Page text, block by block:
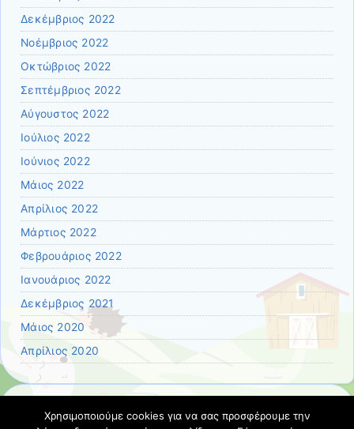
Δεκέμβριος 2022
Νοέμβριος 2022
Οκτώβριος 2022
Σεπτέμβριος 2022
Αύγουστος 2022
Ιούλιος 2022
Ιούνιος 2022
Μάιος 2022
Απρίλιος 2022
Μάρτιος 2022
Φεβρουάριος 2022
Ιανουάριος 2022
Δεκέμβριος 2021
Μάιος 2020
Απρίλιος 2020
Kατηγορίες
Χρησιμοποιούμε cookies για να σας προσφέρουμε την